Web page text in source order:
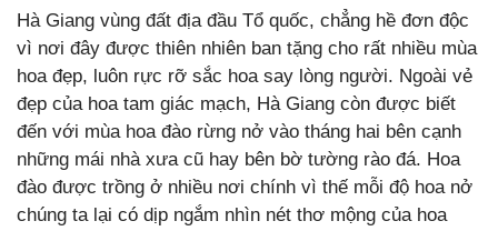
Hà Giang vùng đất địa đầu Tổ quốc, chẳng hề đơn độc
vì nơi đây được thiên nhiên ban tặng cho rất nhiều mùa
hoa đẹp, luôn rực rỡ sắc hoa say lòng người. Ngoài vẻ
đẹp của hoa tam giác mạch, Hà Giang còn được biết
đến với mùa hoa đào rừng nở vào tháng hai bên cạnh
những mái nhà xưa cũ hay bên bờ tường rào đá. Hoa
đào được trồng ở nhiều nơi chính vì thế mỗi độ hoa nở
chúng ta lại có dịp ngắm nhìn nét thơ mộng của hoa